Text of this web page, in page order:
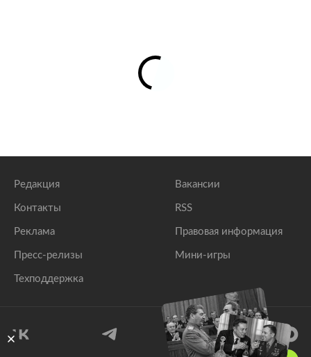
Редакция
Контакты
Реклама
Пресс-релизы
Техподдержка
Вакансии
RSS
Правовая информация
Мини-игры